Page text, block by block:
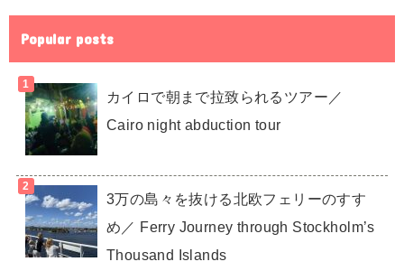
Popular posts
カイロで朝まで拉致られるツアー／
Cairo night abduction tour
3万の島々を抜ける北欧フェリーのすす
め／ Ferry Journey through Stockholm’s
Thousand Islands